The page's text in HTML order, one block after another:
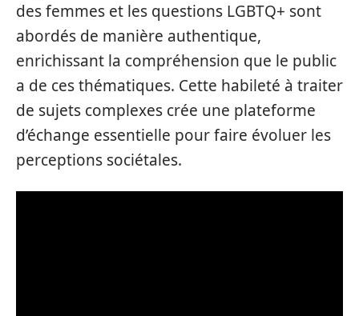
des femmes et les questions LGBTQ+ sont
abordés de manière authentique,
enrichissant la compréhension que le public
a de ces thématiques. Cette habileté à traiter
de sujets complexes crée une plateforme
d’échange essentielle pour faire évoluer les
perceptions sociétales.